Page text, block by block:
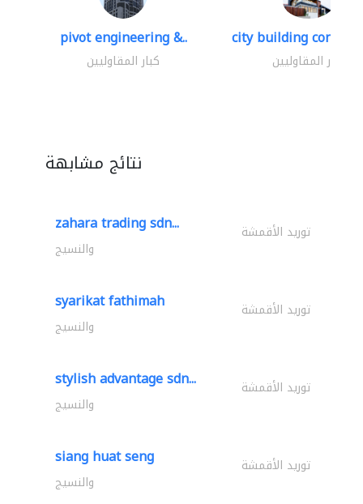
pivot engineering &..
كبار المقاوليين
city building
كبار المقاوليين
نتائج مشابهة
zahara trading sdn... توريد الأقمشة
والنسيج
syarikat fathimah توريد الأقمشة
والنسيج
stylish advantage sdn... توريد الأقمشة
والنسيج
siang huat seng توريد الأقمشة
والنسيج